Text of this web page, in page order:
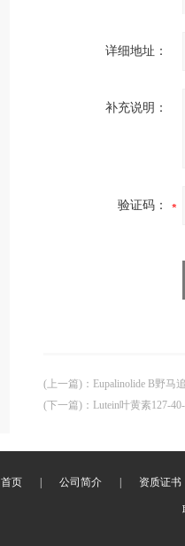
详细地址：
补充说明：
验证码：
(上一篇) ： Eupalinolide B野马
(下一篇) ： Lutein叶黄素127-
首页 公司简介 资质证书